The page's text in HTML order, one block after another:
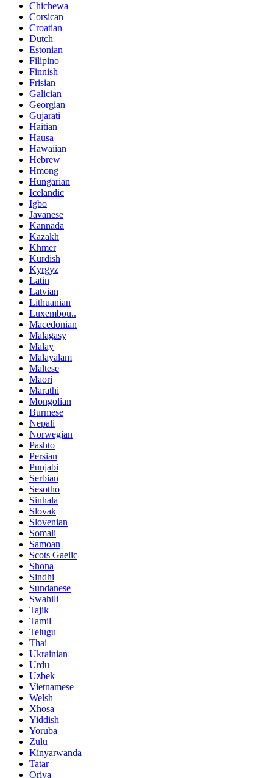
Chichewa
Corsican
Croatian
Dutch
Estonian
Filipino
Finnish
Frisian
Galician
Georgian
Gujarati
Haitian
Hausa
Hawaiian
Hebrew
Hmong
Hungarian
Icelandic
Igbo
Javanese
Kannada
Kazakh
Khmer
Kurdish
Kyrgyz
Latin
Latvian
Lithuanian
Luxembou..
Macedonian
Malagasy
Malay
Malayalam
Maltese
Maori
Marathi
Mongolian
Burmese
Nepali
Norwegian
Pashto
Persian
Punjabi
Serbian
Sesotho
Sinhala
Slovak
Slovenian
Somali
Samoan
Scots Gaelic
Shona
Sindhi
Sundanese
Swahili
Tajik
Tamil
Telugu
Thai
Ukrainian
Urdu
Uzbek
Vietnamese
Welsh
Xhosa
Yiddish
Yoruba
Zulu
Kinyarwanda
Tatar
Oriya